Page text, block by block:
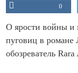
0
О ярости войны и
пуговиц в романе
обозреватель